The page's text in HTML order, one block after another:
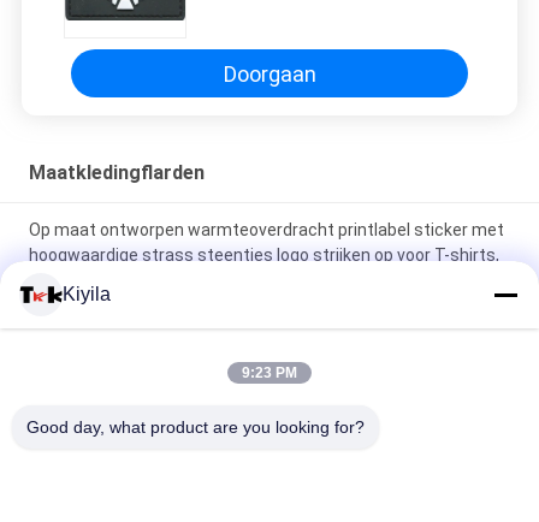
Doorgaan
Maatkledingflarden
Op maat ontworpen warmteoverdracht printlabel sticker met
hoogwaardige strass steentjes logo strijken op voor T-shirts,
Silicone kleefplaster wasbare pleisters Silicone tandenborstel
badge siliconen warmteoverdracht pleister
Kiyila
9:23 PM
Good day, what product are you looking for?